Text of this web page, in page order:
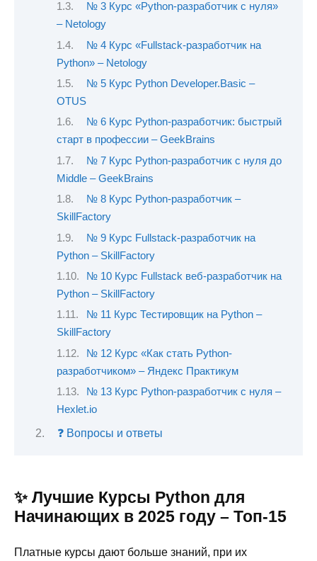
№ 3 Курс «Python-разработчик с нуля»
– Netology
№ 4 Курс «Fullstack-разработчик на
Python» – Netology
№ 5 Курс Python Developer.Basic –
OTUS
№ 6 Курс Python-разработчик: быстрый
старт в профессии – GeekBrains
№ 7 Курс Python-разработчик с нуля до
Middle – GeekBrains
№ 8 Курс Python-разработчик –
SkillFactory
№ 9 Курс Fullstack-разработчик на
Python – SkillFactory
№ 10 Курс Fullstack веб-разработчик на
Python – SkillFactory
№ 11 Курс Тестировщик на Python –
SkillFactory
№ 12 Курс «Как стать Python-
разработчиком» – Яндекс Практикум
№ 13 Курс Python-разработчик с нуля –
Hexlet.io
❓ Вопросы и ответы
✨ Лучшие Курсы Python для
Начинающих в 2025 году – Топ-15
Платные курсы дают больше знаний, при их